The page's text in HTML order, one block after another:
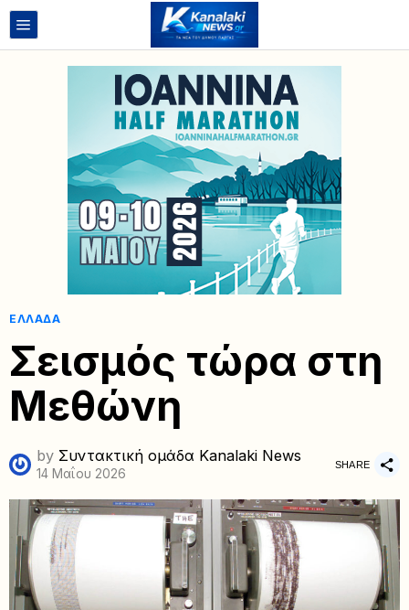
ΕΛΛΆΔΑ
Σεισμός τώρα στη
Μεθώνη
by Συντακτική ομάδα Kanalaki News
14 Μαΐου 2026
SHARE